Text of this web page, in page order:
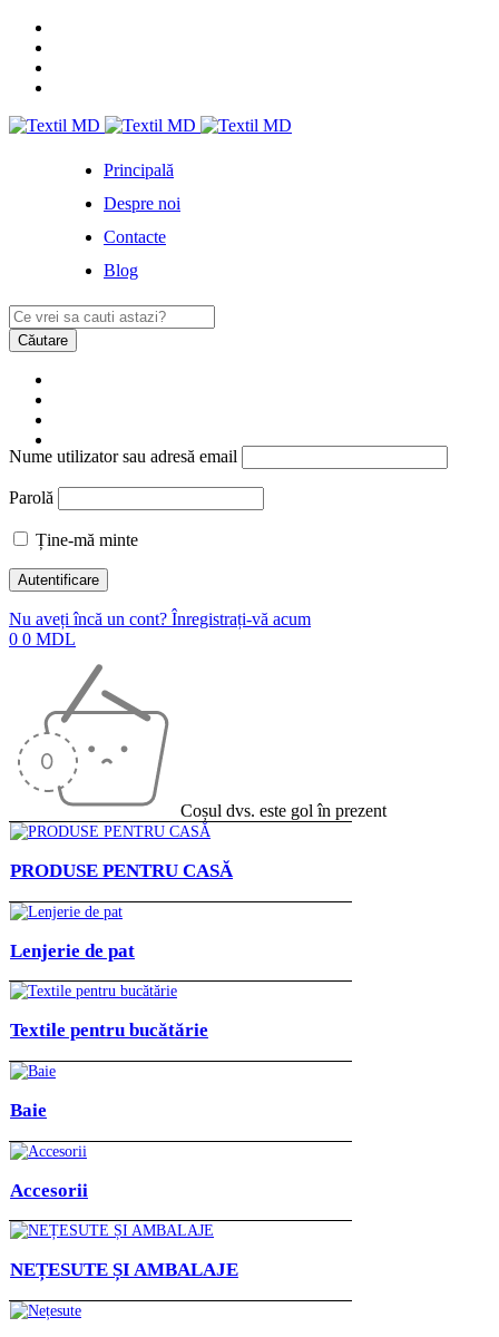
Principală
Despre noi
Contacte
Blog
Nume utilizator sau adresă email
Parolă
Ține-mă minte
Nu aveți încă un cont? Înregistrați-vă acum
0 0 MDL
Coșul dvs. este gol în prezent
PRODUSE PENTRU CASĂ
Lenjerie de pat
Textile pentru bucătărie
Baie
Accesorii
NEȚESUTE ȘI AMBALAJE